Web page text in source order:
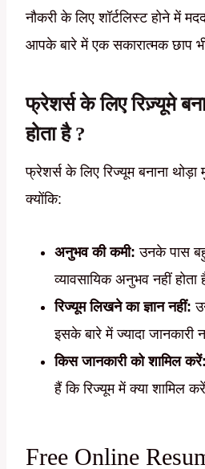
नौकरी के लिए शॉर्टलिस्ट होने में
आपके बारे में एक सकारात्मक छाप
फ्रेशर्स के लिए रिज़्यूमे
होता है ?
फ्रेशर्स के लिए रिज्यूम बनाना
क्योंकि:
अनुभव की कमी: उनके पास
व्यावसायिक अनुभव नहीं होता
रिज्यूम लिखने का ज्ञान नहीं:
इसके बारे में ज्यादा जानकारी
किस जानकारी को शामिल करें:
हैं कि रिज्यूम में क्या शामिल
Free Online